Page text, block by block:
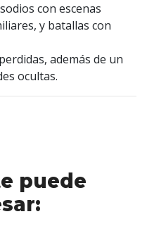
con escenas
y batallas con
además de un
ocultas.
puede